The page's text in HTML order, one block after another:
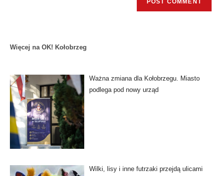
Więcej na OK! Kołobrzeg
Ważna zmiana dla Kołobrzegu. Miasto
podlega pod nowy urząd
Wilki, lisy i inne futrzaki przejdą ulicami